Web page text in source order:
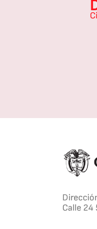
Calle 24